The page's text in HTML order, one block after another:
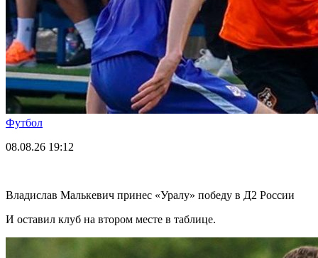
Футбол
08.08.26 19:12
Владислав Малькевич принес «Уралу» победу в Д2 России
И оставил клуб на втором месте в таблице.